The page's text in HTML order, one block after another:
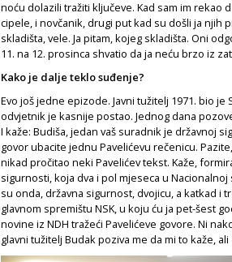
noću dolazili tražiti ključeve. Kad sam im rekao
cipele, i novčanik, drugi put kad su došli ja njih
skladišta, vele. Ja pitam, kojeg skladišta. Oni
11. na 12. prosinca shvatio da ja neću brzo iz
Kako je dalje teklo suđenje?
Evo još jedne epizode. Javni tužitelj 1971. bio
odvjetnik je kasnije postao. Jednog dana
I kaže: Budiša, jedan vaš suradnik je državnoj
govor ubacite jednu Pavelićevu rečenicu.
nikad pročitao neki Pavelićev tekst. Kaže,
sigurnosti, koja dva i pol mjeseca u
su onda, državna sigurnost, dvojicu, a katkad i
glavnom spremištu NSK, u koju ću ja pet-šest
novine iz NDH tražeći Pavelićeve govore. Ni
glavni tužitelj Budak poziva me da mi to kaže,